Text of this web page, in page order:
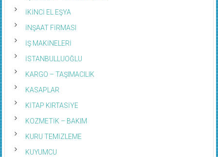
İKİNCİ EL EŞYA
İNŞAAT FİRMASI
İŞ MAKİNELERİ
İSTANBULLUOĞLU
KARGO – TAŞIMACILIK
KASAPLAR
KİTAP KIRTASİYE
KOZMETİK – BAKIM
KURU TEMİZLEME
KUYUMCU